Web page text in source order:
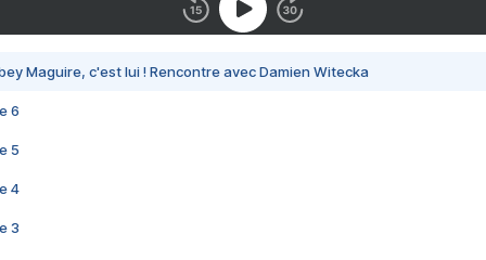
Maguire, c'est lui ! Rencontre avec Damien Witecka
6
5
4
3